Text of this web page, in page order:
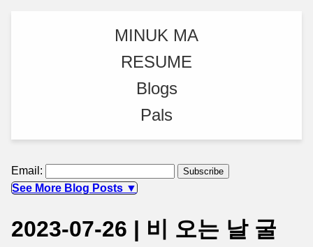
MINUK MA
RESUME
Blogs
Pals
Email:
See More Blog Posts ▼
2023-07-26 | 비 오는 날 굴